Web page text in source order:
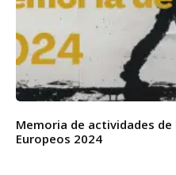
Memoria de actividades
Europeos 2024